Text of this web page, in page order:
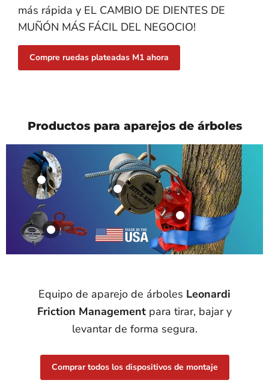
más rápida y EL CAMBIO DE DIENTES DE
MUÑÓN MÁS FÁCIL DEL NEGOCIO!
Compre ruedas plateadas M1 ahora
Productos para aparejos de árboles
Bolardo LFM
$380.00
Bloque de aparejo
$295.00
Ver el producto
Montaje en árbol
LFM
Ver el producto
Montaje de pivote
Ver el producto
Equipo de aparejo de árboles Leonardi
Friction Management para tirar, bajar y
levantar de forma segura.
Comprar todos los dispositivos de montaje